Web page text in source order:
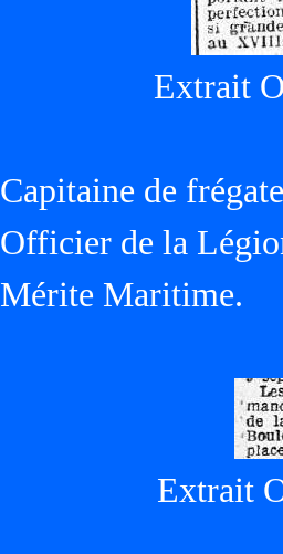
Extrait
Capitaine de
Officier de la
Mérite Maritime.
Extrait